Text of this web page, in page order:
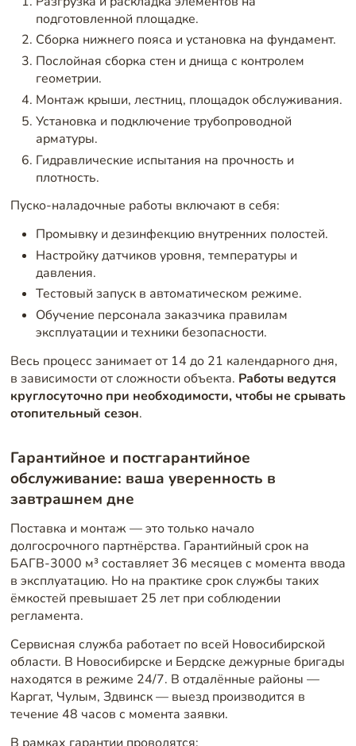
подготовленной площадке.
Сборка нижнего пояса и установка на фундамент.
Послойная сборка стен и днища с контролем
геометрии.
Монтаж крыши, лестниц, площадок обслуживания.
Установка и подключение трубопроводной
арматуры.
Гидравлические испытания на прочность и
плотность.
Пуско-наладочные работы включают в себя:
Промывку и дезинфекцию внутренних полостей.
Настройку датчиков уровня, температуры и
давления.
Тестовый запуск в автоматическом режиме.
Обучение персонала заказчика правилам
эксплуатации и техники безопасности.
Весь процесс занимает от 14 до 21 календарного дня,
в зависимости от сложности объекта. Работы ведутся
круглосуточно при необходимости, чтобы не срывать
отопительный сезон.
Гарантийное и постгарантийное
обслуживание: ваша уверенность в
завтрашнем дне
Поставка и монтаж — это только начало
долгосрочного партнёрства. Гарантийный срок на
БАГВ-3000 м³ составляет 36 месяцев с момента ввода
в эксплуатацию. Но на практике срок службы таких
ёмкостей превышает 25 лет при соблюдении
регламента.
Сервисная служба работает по всей Новосибирской
области. В Новосибирске и Бердске дежурные бригады
находятся в режиме 24/7. В отдалённые районы —
Каргат, Чулым, Здвинск — выезд производится в
течение 48 часов с момента заявки.
В рамках гарантии проводятся: